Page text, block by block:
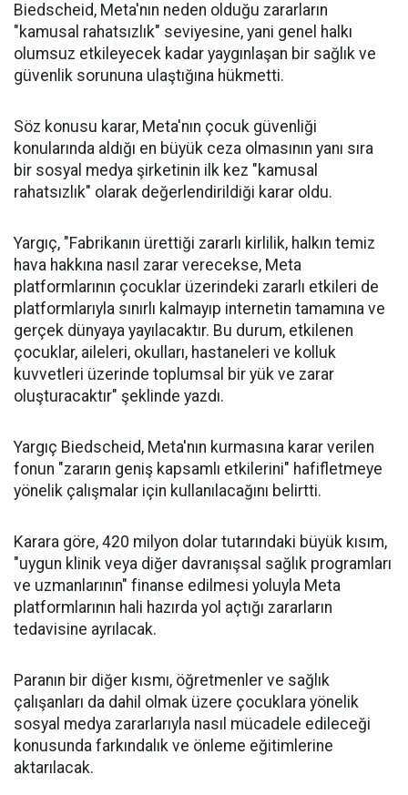
Biedscheid, Meta'nın neden olduğu zararların
"kamusal rahatsızlık" seviyesine, yani genel halkı
olumsuz etkileyecek kadar yaygınlaşan bir sağlık ve
güvenlik sorununa ulaştığına hükmetti.
Söz konusu karar, Meta'nın çocuk güvenliği
konularında aldığı en büyük ceza olmasının yanı sıra
bir sosyal medya şirketinin ilk kez "kamusal
rahatsızlık" olarak değerlendirildiği karar oldu.
Yargıç, "Fabrikanın ürettiği zararlı kirlilik, halkın temiz
hava hakkına nasıl zarar verecekse, Meta
platformlarının çocuklar üzerindeki zararlı etkileri de
platformlarıyla sınırlı kalmayıp internetin tamamına ve
gerçek dünyaya yayılacaktır. Bu durum, etkilenen
çocuklar, aileleri, okulları, hastaneleri ve kolluk
kuvvetleri üzerinde toplumsal bir yük ve zarar
oluşturacaktır" şeklinde yazdı.
Yargıç Biedscheid, Meta'nın kurmasına karar verilen
fonun "zararın geniş kapsamlı etkilerini" hafifletmeye
yönelik çalışmalar için kullanılacağını belirtti.
Karara göre, 420 milyon dolar tutarındaki büyük kısım,
"uygun klinik veya diğer davranışsal sağlık programları
ve uzmanlarının" finanse edilmesi yoluyla Meta
platformlarının hali hazırda yol açtığı zararların
tedavisine ayrılacak.
Paranın bir diğer kısmı, öğretmenler ve sağlık
çalışanları da dahil olmak üzere çocuklara yönelik
sosyal medya zararlarıyla nasıl mücadele edileceği
konusunda farkındalık ve önleme eğitimlerine
aktarılacak.